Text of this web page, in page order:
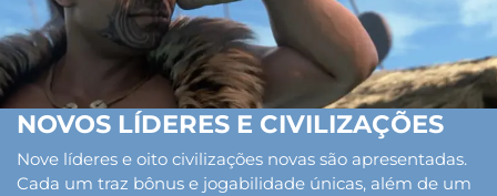
NOVOS LÍDERES E CIVILIZAÇÕES
Nove líderes e oito civilizações novas são apresentadas.
Cada um traz bônus e jogabilidade únicas, além de um